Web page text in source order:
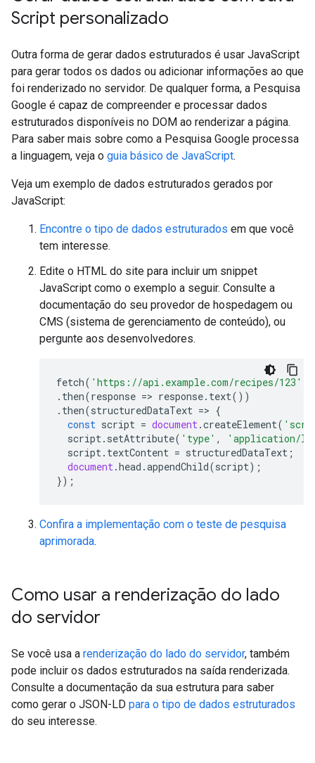
Script personalizado
Outra forma de gerar dados estruturados é usar JavaScript
para gerar todos os dados ou adicionar informações ao que
foi renderizado no servidor. De qualquer forma, a Pesquisa
Google é capaz de compreender e processar dados
estruturados disponíveis no DOM ao renderizar a página.
Para saber mais sobre como a Pesquisa Google processa
a linguagem, veja o guia básico de JavaScript.
Veja um exemplo de dados estruturados gerados por
JavaScript:
Encontre o tipo de dados estruturados em que você
tem interesse.
Edite o HTML do site para incluir um snippet
JavaScript como o exemplo a seguir. Consulte a
documentação do seu provedor de hospedagem ou
CMS (sistema de gerenciamento de conteúdo), ou
pergunte aos desenvolvedores.
fetch( 'https://api.example.com/recipes/123'
. then(response => response. text())
. then(structuredDataText => {
const script = document.createElement(
script. setAttribute( 'type' ,
'application/
script. textContent = structuredDataText ;
document.head .appendChild(script);
});
Confira a implementação com o teste de pesquisa
aprimorada.
Como usar a renderização do lado
do servidor
Se você usa a renderização do lado do servidor, também
pode incluir os dados estruturados na saída renderizada.
Consulte a documentação da sua estrutura para saber
como gerar o JSON-LD para o tipo de dados estruturados
do seu interesse.